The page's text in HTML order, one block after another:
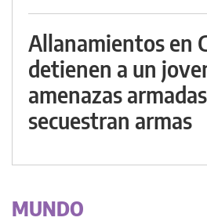
Allanamientos en
detienen a un
amenazas
secuestran armas
MUNDO